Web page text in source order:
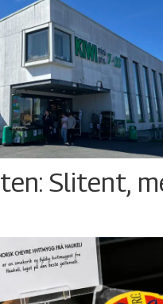
Slitent,